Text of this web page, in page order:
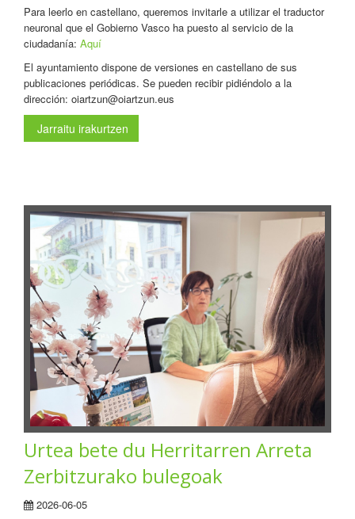
Para leerlo en castellano, queremos invitarle a utilizar el traductor
neuronal que el Gobierno Vasco ha puesto al servicio de la
ciudadanía: Aquí
El ayuntamiento dispone de versiones en castellano de sus
publicaciones periódicas. Se pueden recibir pidiéndolo a la
dirección: oiartzun@oiartzun.eus
Jarraitu irakurtzen
Urtea bete du Herritarren Arreta
Zerbitzurako bulegoak
2026-06-05